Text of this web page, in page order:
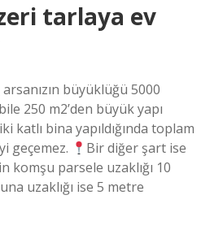
tarlaya ev
arsanızın büyüklüğü 5000
250 m2’den büyük yapı
katlı bina yapıldığında toplam
geçemez.
Bir diğer şart ise
komşu parsele uzaklığı 10
uzaklığı ise 5 metre